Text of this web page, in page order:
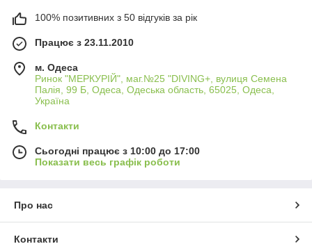
100% позитивних з 50 відгуків за рік
Працює з 23.11.2010
м. Одеса
Ринок "МЕРКУРІЙ", маг.№25 "DIVING+, вулиця Семена
Палія, 99 Б, Одеса, Одеська область, 65025, Одеса,
Україна
Контакти
Сьогодні працює з 10:00 до 17:00
Показати весь графік роботи
Про нас
Контакти